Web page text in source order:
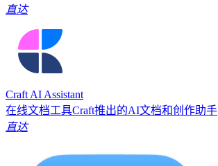
直达
Craft AI Assistant
在线文档工具Craft推出的AI文档和创作助手
直达